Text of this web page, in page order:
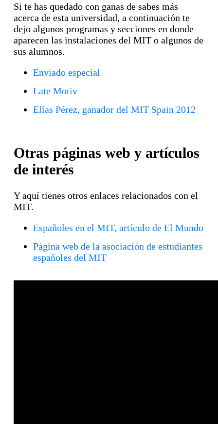
Si te has quedado con ganas de sabes más
acerca de esta universidad, a continuación te
dejo algunos programas y secciones en donde
aparecen las instalaciones del MIT o algunos de
sus alumnos.
Enviado especial
Late Motiv
Elías Pérez, ganador del MIT Spain 2012
Otras páginas web y artículos
de interés
Y aquí tienes otros enlaces relacionados con el
MIT.
Españoles en el MIT, artículo de El Mundo
Página web de la asociación de estudiantes
españoles del MIT